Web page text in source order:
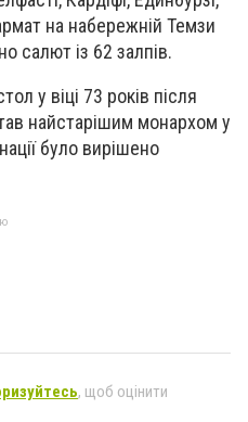
на набережній Темзи
салют із 62 залпів.
у віці 73 років після
найстарішим монархом у
було вирішено
, щоб оцінити